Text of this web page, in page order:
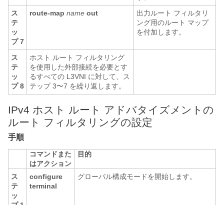
ス
テ
ッ
プ 7
route-map name out
出力ルート フィルタリ
ング用のルート マップ
を付加します。
ス
テ
ッ
プ 8
ホスト ルート フィルタリング
を使用した外部接続を必要とす
るすべての L3VNI に対して、ス
テップ 3〜7 を繰り返します。
IPv4 ホスト ルート アドバタイズメントの
ルート フィルタリングの設定
手順
コマンドまた
はアクション
目的
ス
テ
ッ
configure
terminal
グローバル構成モードを開始します。